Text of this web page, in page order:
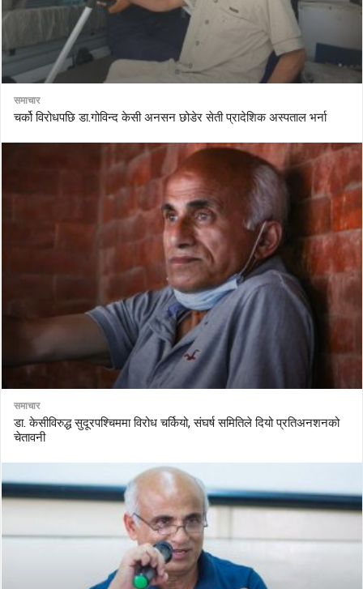
समाचार
चर्को विरोधपछि डा.गोविन्द केसी अनसन छोडेर सेती प्रादेशिक अस्पताल भर्ना
समाचार
डा. केसीविरुद्ध सुदूरपश्चिममा विरोध चर्कियो, संघर्ष समितिले दियो प्रतिअनशनको
चेतावनी